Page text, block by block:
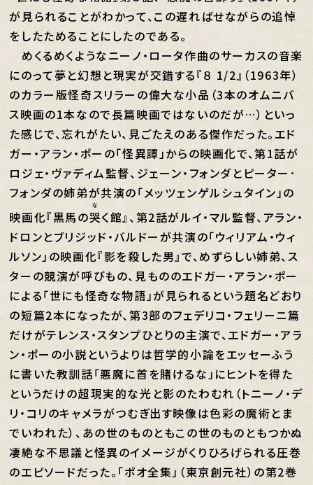
が見られることがわかって、この遅ればせながらの追悼
をしたためることにしたのである。
めくるめくようなニーノ・ロータ作曲のサーカスの音楽
にのって夢と幻想と現実が交錯する『８ 1/2』（1963年）
のカラー版怪奇スリラーの偉大な小品（3本のオムニバ
ス映画の1本なので長篇映画ではないのだが…）といっ
た感じで、忘れがたい、見ごたえのある傑作だった。エド
ガー・アラン・ポーの「怪異譚」からの映画化で、第1話が
ロジェ・ヴァディム監督、ジェーン・フォンダとピーター･
フォンダの姉弟が共演の「メッツェンゲルシュタイン」の
映画化『黒馬の哭
な
く館』、第2話がルイ・マル監督、アラン・
ドロンとブリジッド・バルドーが共演の「ウィリアム・ウィ
ルソン」の映画化『影を殺した男』で、めずらしい姉弟、ス
ターの競演が呼びもの、見もののエドガー・アラン・ポー
による「世にも怪奇な物語」が見られるという題名どおり
の短篇2本になったが、第3部のフェデリコ・フェリーニ篇
だけがテレンス・スタンプひとりの主演で、エドガー・アラ
ン・ポーの小説というよりは哲学的小論をエッセーふう
に書いた教訓話「悪魔に首を賭けるな」にヒントを得た
というだけの超現実的な光と影のたわむれ（トニーノ・デ
リ・コリのキャメラがつむぎ出す映像は色彩の魔術とま
でいわれた）、あの世のものともこの世のものともつかぬ
凄絶な不思議と怪異のイメージがくりひろげられる圧巻
のエピソードだった。「ポオ全集」（東京創元社）の第2巻